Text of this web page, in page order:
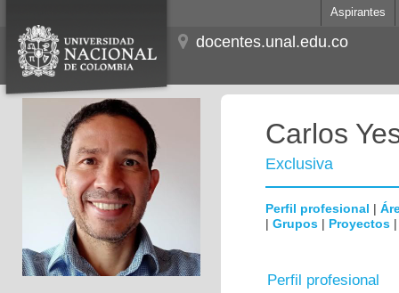
Aspirantes
docentes.unal.edu.co
Carlos
Exclusiva
Perfil profesional |
| Grupos | Proyectos
Perfil profesional